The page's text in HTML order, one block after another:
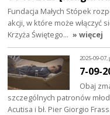
Fundacja Małych Stópek
akcji, w które może włączyć
Krzyża Świętego… » więcej
2025-09-
7-09-
Obaj
szczególnych patronów
Acutisa i bł. Pier Giorgio